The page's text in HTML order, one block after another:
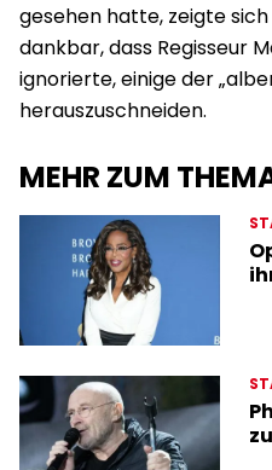
gesehen hatte, zeigte
dankbar, dass Regisseur
ignorierte, einige der
herauszuschneiden.
MEHR ZUM